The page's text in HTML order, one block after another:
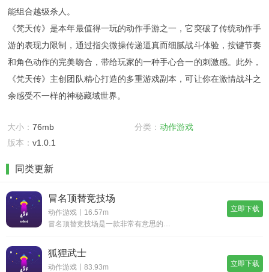
能组合越级杀人。
《梵天传》是本年最值得一玩的动作手游之一，它突破了传统动作手
游的表现力限制，通过指尖微操传递逼真而细腻战斗体验，按键节奏
和角色动作的完美吻合，带给玩家的一种手心合一的刺激感。此外，
《梵天传》主创团队精心打造的多重游戏副本，可让你在激情战斗之
余感受不一样的神秘藏域世界。
大小： 76mb 分类： 动作游戏
版本： v1.0.1
同类更新
冒名顶替竞技场
动作游戏丨16.57m
立即下载
狐狸武士
动作游戏丨83.93m
立即下载